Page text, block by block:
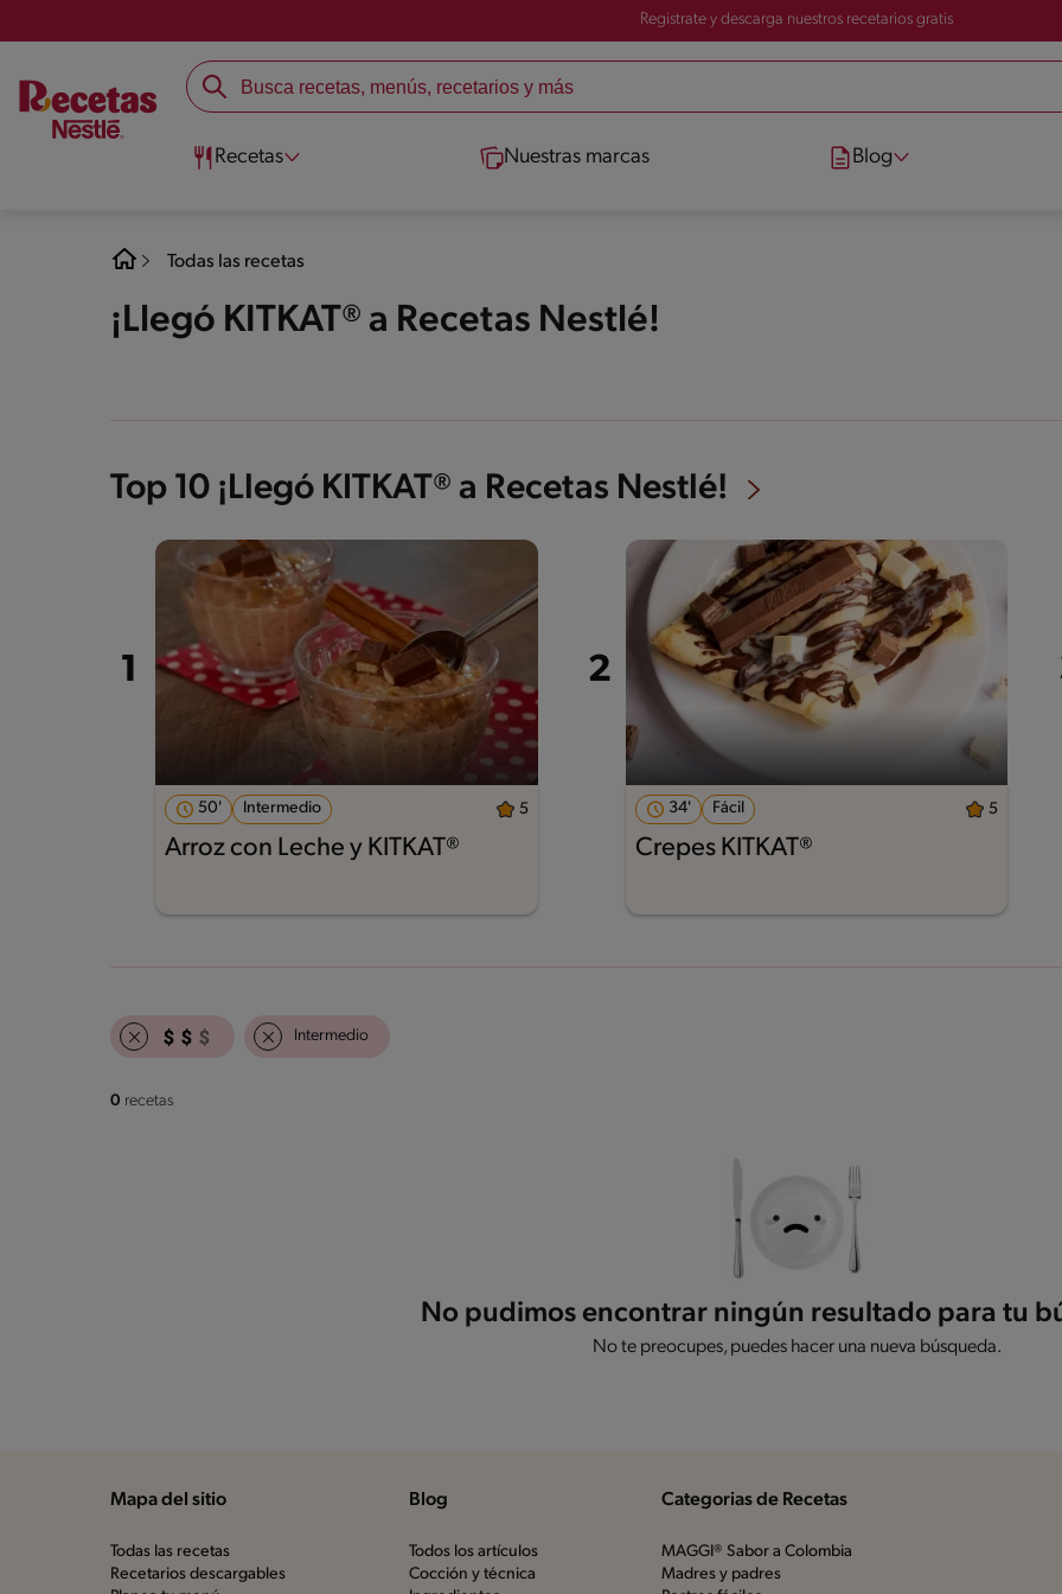
Registrate y descarga nuestros recetarios gratis
Recetas Nuestras marcas Blog
Todas las recetas
¡Llegó KITKAT® a Recetas Nestlé!
Top 10 ¡Llegó KITKAT® a Recetas Nestlé!
50' Intermedio 5
Arroz con Leche y KITKAT®
34' Fácil 5
Crepes KITKAT®
Intermedio
0 recetas
No pudimos encontrar ningún resultado para tu
No te preocupes, puedes hacer una nueva búsqueda.
Mapa del sitio
Todas las recetas
Recetarios descargables
Blog
Todos los artículos
Cocción y técnica
Categorias de Recetas
MAGGI® Sabor a Colombia
Madres y padres